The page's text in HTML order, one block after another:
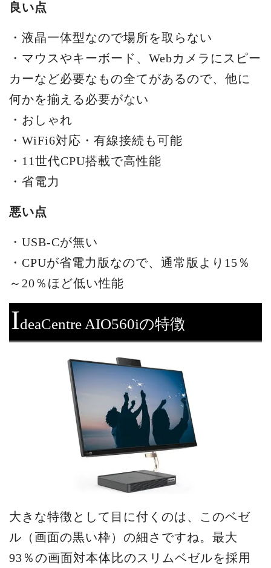
良い点
・液晶一体型なので場所を取らない
・マウスやキーボード、Webカメラにスピー
カーなど必要なもの全てがあるので、他に
何かを揃える必要がない
・おしゃれ
・WiFi6対応・有線接続も可能
・11世代CPU搭載で高性能
・省電力
悪い点
・USB-Cが無い
・CPUが省電力版なので、通常版より15％
～20％ほど低い性能
IdeaCentre AIO560iの特徴
大きな特徴として目に付くのは、このベゼ
ル（画面の黒い枠）の細さですね。最大
93％の画面対本体比のスリムベゼルを採用